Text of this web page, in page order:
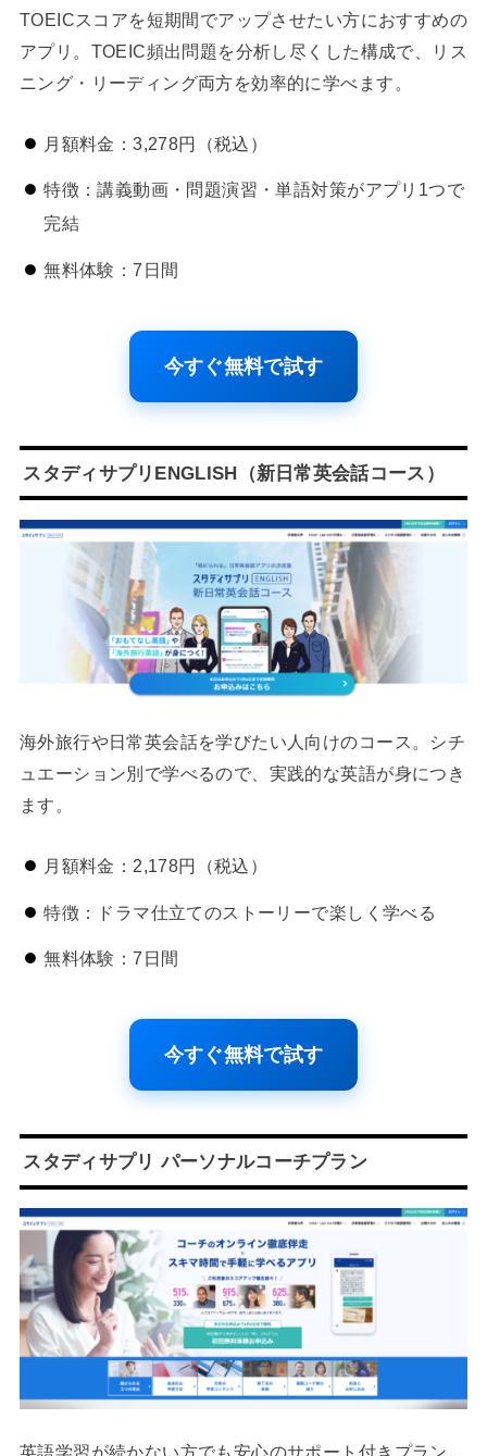
TOEICスコアを短期間でアップさせたい方におすすめの
アプリ。TOEIC頻出問題を分析し尽くした構成で、リス
ニング・リーディング両方を効率的に学べます。
月額料金：3,278円（税込）
特徴：講義動画・問題演習・単語対策がアプリ1つで
完結
無料体験：7日間
今すぐ無料で試す
スタディサプリENGLISH（新日常英会話コース）
海外旅行や日常英会話を学びたい人向けのコース。シチ
ュエーション別で学べるので、実践的な英語が身につき
ます。
月額料金：2,178円（税込）
特徴：ドラマ仕立てのストーリーで楽しく学べる
無料体験：7日間
今すぐ無料で試す
スタディサプリ パーソナルコーチプラン
英語学習が続かない方でも安心のサポート付きプラン。